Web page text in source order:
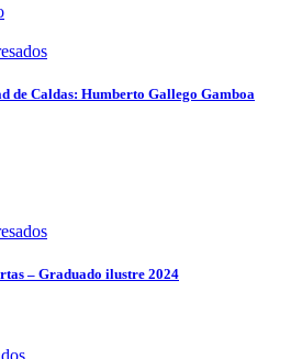
de Caldas: Humberto Gallego Gamboa
– Graduado ilustre 2024